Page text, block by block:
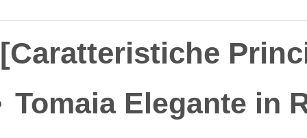
[Caratteristiche
Tomaia Elegante in